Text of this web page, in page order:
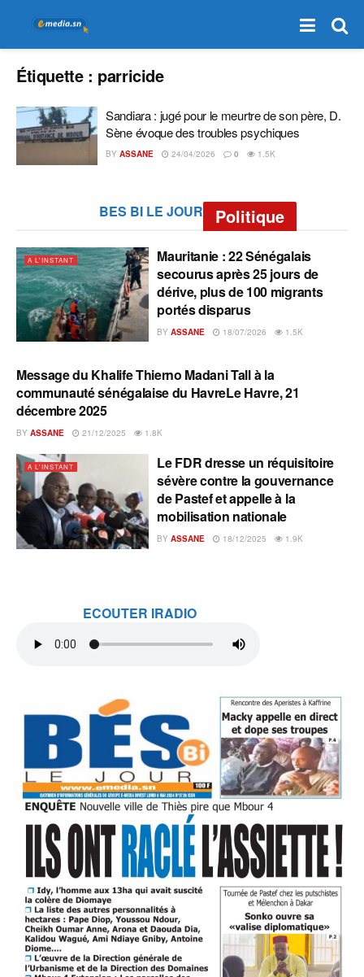
Étiquette : parricide
Sandiara : jugé pour le meurtre de son père, D.
Sène évoque des troubles psychiques
BY ASSANE 24/04/2026 0 1.5K
BES BI LE JOUR Politique
A L'INSTANT
Mauritanie : 22 Sénégalais
secourus après 25 jours de
dérive, plus de 100 migrants
portés disparus
BY ASSANE 18/07/2026 1.5K
A L'INSTANT
Message du Khalife Thierno Madani Tall à la
communauté sénégalaise du HavreLe Havre, 21
décembre 2025
BY ASSANE 21/12/2025 1.8K
A L'INSTANT
Le FDR dresse un réquisitoire
sévère contre la gouvernance
de Pastef et appelle à la
mobilisation nationale
BY ASSANE 18/12/2025 1.9K
ECOUTER IRADIO